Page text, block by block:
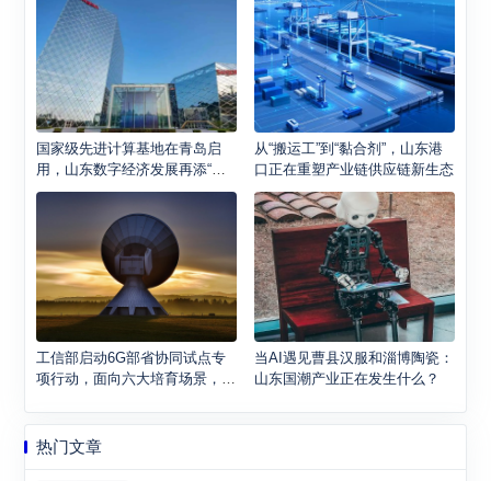
国家级先进计算基地在青岛启
用，山东数字经济发展再添“算
力引擎”
从“搬运工”到“黏合剂”，山东港
口正在重塑产业链供应链新生态
工信部启动6G部省协同试点专
项行动，面向六大培育场景，2
当AI遇见曹县汉服和淄博陶瓷：
山东国潮产业正在发生什么？
热门文章